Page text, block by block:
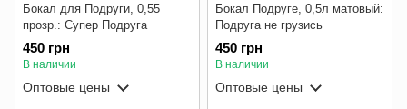
Бокал для Подруги, 0,55
прозр.: Супер Подруга
450 грн
В наличии
Оптовые цены
Бокал Подруге, 0,5л матовый:
Подруга не грузись
450 грн
В наличии
Оптовые цены